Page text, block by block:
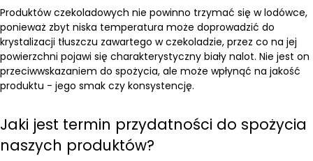
Produktów czekoladowych nie powinno trzymać się w lodówce,
ponieważ zbyt niska temperatura może doprowadzić do
krystalizacji tłuszczu zawartego w czekoladzie, przez co na jej
powierzchni pojawi się charakterystyczny biały nalot. Nie jest on
przeciwwskazaniem do spożycia, ale może wpłynąć na jakość
produktu - jego smak czy konsystencję.
Jaki jest termin przydatności do spożycia
naszych produktów?